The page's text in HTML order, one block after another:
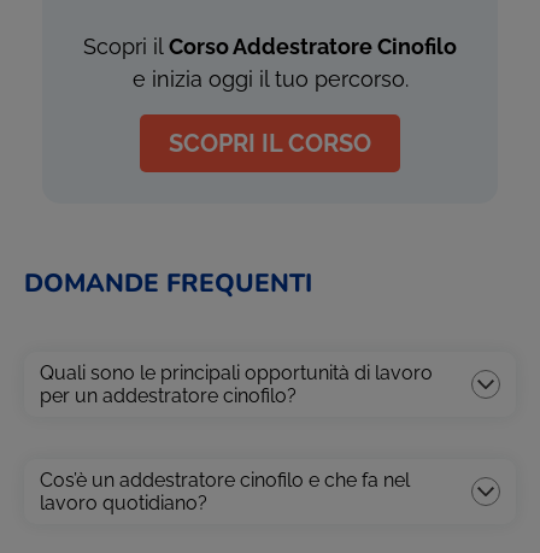
Scopri il Corso Addestratore Cinofilo
e inizia oggi il tuo percorso.
SCOPRI IL CORSO
DOMANDE FREQUENTI
Quali sono le principali opportunità di lavoro
per un addestratore cinofilo?
Cos’è un addestratore cinofilo e che fa nel
lavoro quotidiano?